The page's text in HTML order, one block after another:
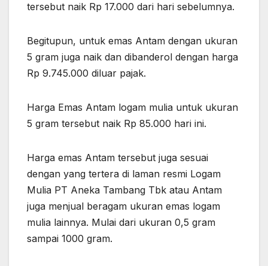
tersebut naik Rp 17.000 dari hari sebelumnya.
Begitupun, untuk emas Antam dengan ukuran
5 gram juga naik dan dibanderol dengan harga
Rp 9.745.000 diluar pajak.
Harga Emas Antam logam mulia untuk ukuran
5 gram tersebut naik Rp 85.000 hari ini.
Harga emas Antam tersebut juga sesuai
dengan yang tertera di laman resmi Logam
Mulia PT Aneka Tambang Tbk atau Antam
juga menjual beragam ukuran emas logam
mulia lainnya. Mulai dari ukuran 0,5 gram
sampai 1000 gram.